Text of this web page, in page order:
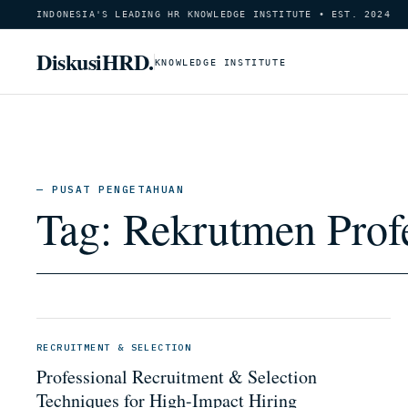
INDONESIA'S LEADING HR KNOWLEDGE INSTITUTE • EST. 2024
DiskusiHRD.KNOWLEDGE INSTITUTE
— PUSAT PENGETAHUAN
Tag: Rekrutmen
RECRUITMENT & SELECTION
Professional Recruitment & Selection
Techniques for High-Impact Hiring